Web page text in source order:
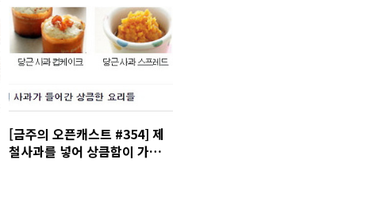
[금주의 오픈캐스트 #354] 제
철사과를 넣어 상큼함이 가미